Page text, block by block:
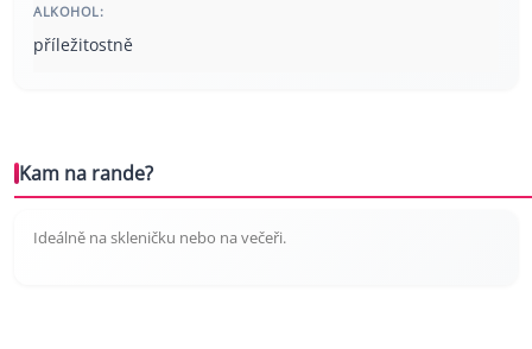
ALKOHOL:
příležitostně
Kam na rande?
Ideálně na skleničku nebo na večeři.